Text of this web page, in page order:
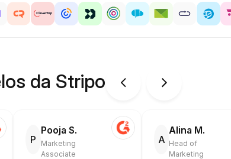
da Stripo
P
Pooja S.
Marketing
Associate
A
Alina M.
Head of
Marketing